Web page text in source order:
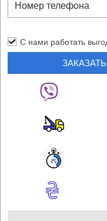
С нами работать